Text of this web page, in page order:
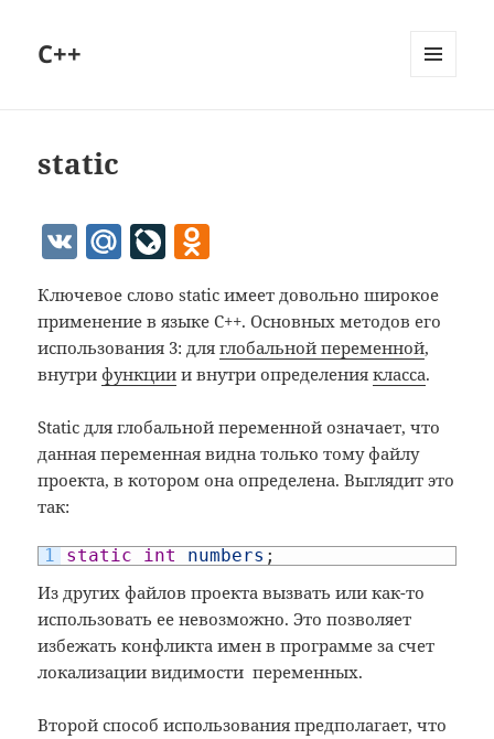
C++
static
V M
l.
R
u
Li
eJ
o
u
r
n
al
d
n
o
kl
as
s
ni
Ключевое слово static имеет довольно широкое
применение в языке C++. Основных методов его
использования 3: дляглобальной переменной,
внутрифункции и внутри определениякласса.
Static для глобальной переменной означает, что
данная переменная видна только тому файлу
проекта, в котором она определена. Выглядит это
так:
1 static int numbers ;
Из других файлов проекта вызвать или как-то
использовать ее невозможно. Это позволяет
избежать конфликта имен в программе за счет
локализации видимости переменных.
Второй способ использования предполагает, что